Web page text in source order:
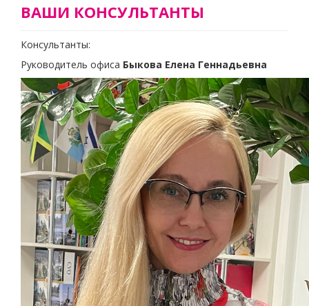
О НАС
ВАШИ КОНСУЛЬТАНТЫ
Консультанты:
Руководитель офиса Быкова Елена Геннадьевна